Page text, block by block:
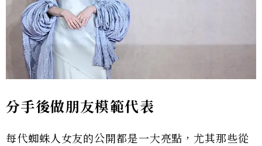
分手後做朋友模範代表
每代蜘蛛人女友的公開都是一大亮點，尤其那些從